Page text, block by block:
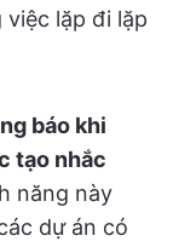
lặp đi lặp
báo khi
tạo nhắc
năng này
dự án có